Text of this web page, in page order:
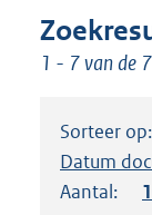
suggesties.
Druk
om
1 - 7 van de
Sorteer op:
Sorteer op:
Datum
Aantal: